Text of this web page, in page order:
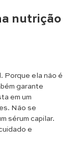
nutrição
Porque ela não é
garante
em um
Não se
sérum capilar.
e